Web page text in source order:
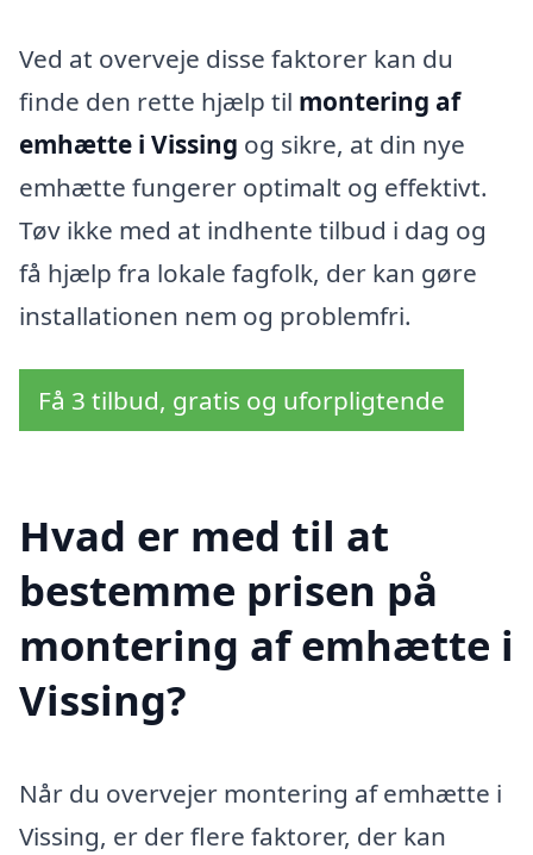
Ved at overveje disse faktorer kan du
finde den rette hjælp til montering af
emhætte i Vissing og sikre, at din nye
emhætte fungerer optimalt og effektivt.
Tøv ikke med at indhente tilbud i dag og
få hjælp fra lokale fagfolk, der kan gøre
installationen nem og problemfri.
Få 3 tilbud, gratis og uforpligtende
Hvad er med til at
bestemme prisen på
montering af emhætte i
Vissing?
Når du overvejer montering af emhætte i
Vissing, er der flere faktorer, der kan